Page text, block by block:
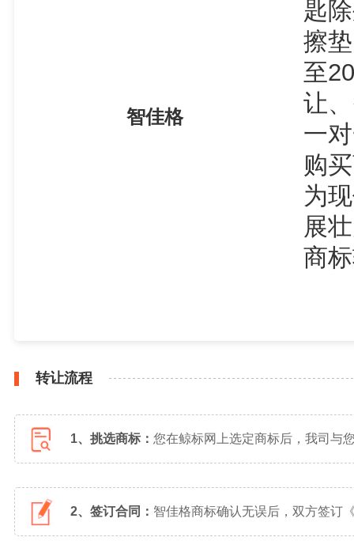
智佳格
匙
擦
至
让
一
购
为
展
商
转让流程
1、挑选商标： 您在鲸标网上选定商标后，我司与
2、签订合同： 智佳格商标确认无误后，双方签订